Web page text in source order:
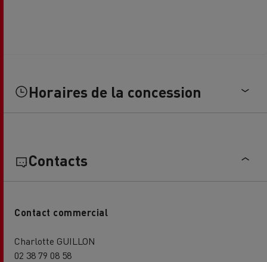
Horaires de la concession
Contacts
Contact commercial
Charlotte GUILLON
02 38 79 08 58